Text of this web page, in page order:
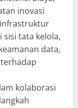
inovasi
sisi tata kelola,
data,
kolaborasi